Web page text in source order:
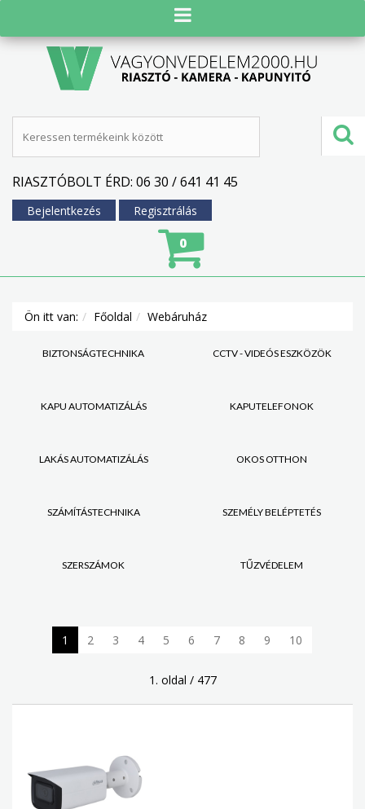
RIASZTÓBOLT ÉRD: 06 30 / 641 41 45
Bejelentkezés Regisztrálás
0
Ön itt van: Főoldal Webáruház
BIZTONSÁGTECHNIKA CCTV - VIDEÓS ESZKÖZÖK
KAPU AUTOMATIZÁLÁS KAPUTELEFONOK
LAKÁS AUTOMATIZÁLÁS OKOS OTTHON
SZÁMÍTÁSTECHNIKA SZEMÉLY BELÉPTETÉS
SZERSZÁMOK TŰZVÉDELEM
1 2 3 4 5 6 7 8 9 10
1. oldal / 477